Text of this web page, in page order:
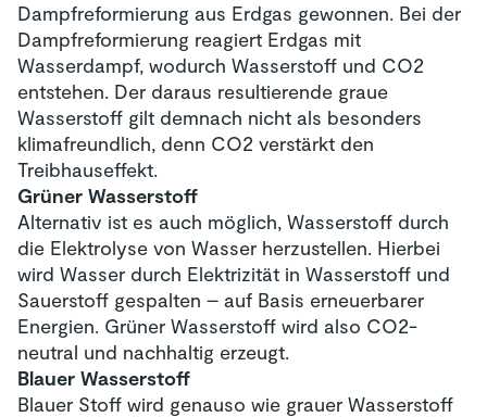
Dampfreformierung aus Erdgas gewonnen. Bei der
Dampfreformierung reagiert Erdgas mit
Wasserdampf, wodurch Wasserstoff und CO2
entstehen. Der daraus resultierende graue
Wasserstoff gilt demnach nicht als besonders
klimafreundlich, denn CO2 verstärkt den
Treibhauseffekt.
Grüner Wasserstoff
Alternativ ist es auch möglich, Wasserstoff durch
die Elektrolyse von Wasser herzustellen. Hierbei
wird Wasser durch Elektrizität in Wasserstoff und
Sauerstoff gespalten – auf Basis erneuerbarer
Energien. Grüner Wasserstoff wird also CO2-
neutral und nachhaltig erzeugt.
Blauer Wasserstoff
Blauer Stoff wird genauso wie grauer Wasserstoff